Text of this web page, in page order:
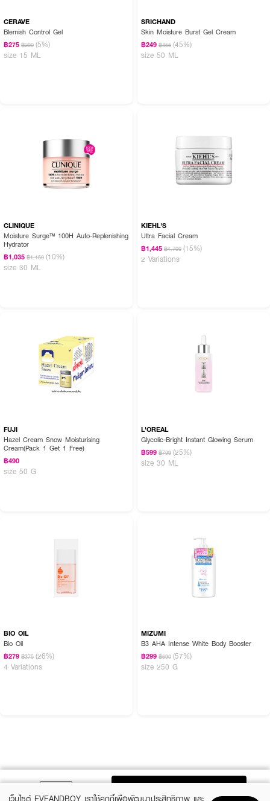
CERAVE
Blemish Control Gel
฿275 ฿290 (5%)
size 15 ML
SRICHAND
Skin Moisture Burst Gel Cream
฿249 ฿455 (45%)
size 50 ML
CLINIQUE
Moisture Surge™ 100H Auto-Replenishing
Hydrator
฿1,035 ฿1,150 (10%)
size 30 ML
KIEHL'S
Ultra Facial Cream
฿1,445 ฿1,700 (15%)
2 Variations
FUJI
Hazel Cream Snow Moisturising
Cream(Pack 1 Get 1 Free)
฿490
size 50 G
L'OREAL
Glycolic-Bright Instant Glowing Serum
฿599 ฿799 (25%)
size 30 ML
BIO OIL
Bio Oil
฿279 ฿375 (26%)
4 Variations
MIZUMI
B3 AHA Intense White Body Booster
฿299 ฿690 (57%)
size 250 G
เว็บไซต์ EVEANDBOY เราใช้คุกกี้เพื่อพัฒนาประสิทธิภาพ และ